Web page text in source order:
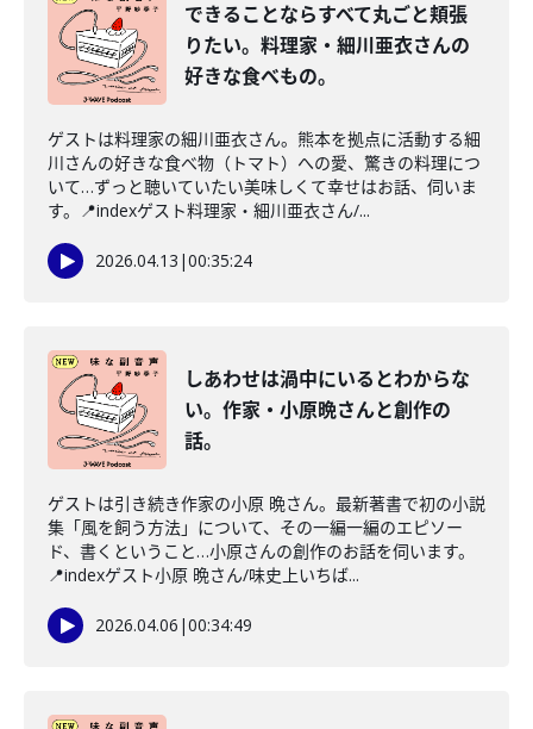
できることならすべて丸ごと頬張
りたい。料理家・細川亜衣さんの
好きな食べもの。
ゲストは料理家の細川亜衣さん。熊本を拠点に活動する細
川さんの好きな食べ物（トマト）への愛、驚きの料理につ
いて…ずっと聴いていたい美味しくて幸せはお話、伺いま
す。📍indexゲスト料理家・細川亜衣さん/...
2026.04.13 |00:35:24
しあわせは渦中にいるとわからな
い。作家・小原晩さんと創作の
話。
ゲストは引き続き作家の小原 晩さん。最新著書で初の小説
集「風を飼う方法」について、その一編一編のエピソー
ド、書くということ…小原さんの創作のお話を伺います。
📍indexゲスト小原 晩さん/味史上いちば...
2026.04.06 |00:34:49